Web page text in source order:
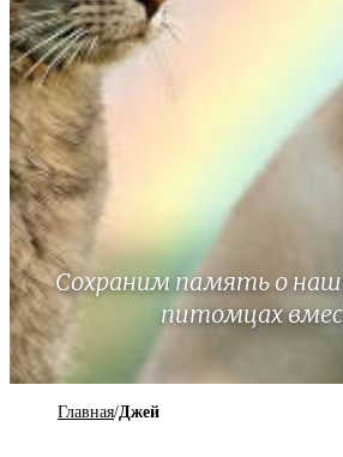
Сохраним память о
питомцах
Главная/Джей